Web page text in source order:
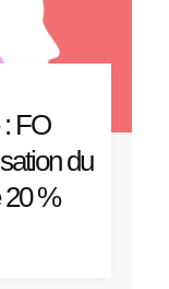
FO
du
20 %